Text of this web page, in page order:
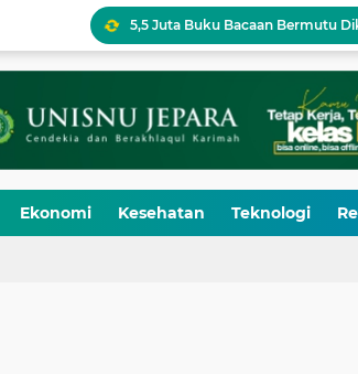
5,5 Juta Buku Bacaan Bermutu
Pukul 07.05
LSP P2 Ma’arif NU Jateng Kini
Ekonomi Kesehatan Teknologi